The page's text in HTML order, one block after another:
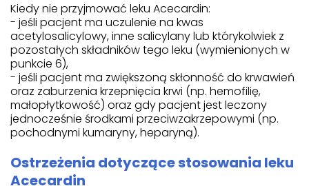
Kiedy nie przyjmować leku Acecardin:
- jeśli pacjent ma uczulenie na kwas
acetylosalicylowy, inne salicylany lub którykolwiek z
pozostałych składników tego leku (wymienionych w
punkcie 6),
- jeśli pacjent ma zwiększoną skłonność do krwawień
oraz zaburzenia krzepnięcia krwi (np. hemofilię,
małopłytkowość) oraz gdy pacjent jest leczony
jednocześnie środkami przeciwzakrzepowymi (np.
pochodnymi kumaryny, heparyną).
Ostrzeżenia dotyczące stosowania leku
Acecardin